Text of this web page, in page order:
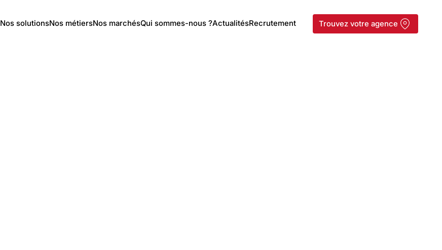
Nos solutionsNos métiersNos marchésQui sommes-nous ?ActualitésRecrutement Trouvez votre agence